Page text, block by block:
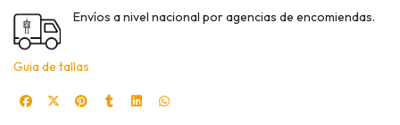
Envíos a nivel nacional por agencias de encomiendas.
Guia de tallas